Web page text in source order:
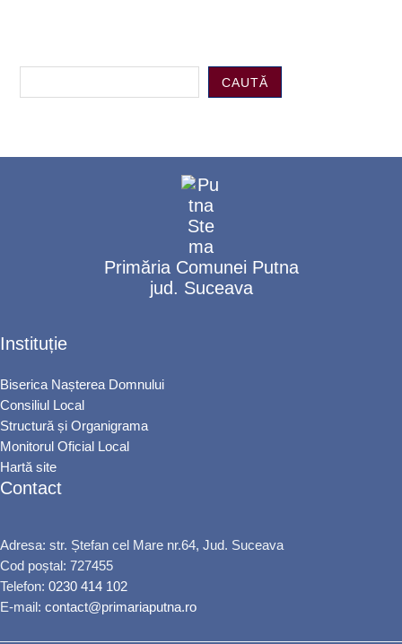
CAUTĂ
Primăria Comunei Putna
jud. Suceava
Instituție
Biserica Nașterea Domnului
Consiliul Local
Structură și Organigrama
Monitorul Oficial Local
Hartă site
Contact
Adresa: str. Ștefan cel Mare nr.64, Jud. Suceava
Cod poștal: 727455
Telefon: 0230 414 102
E-mail: contact@primariaputna.ro